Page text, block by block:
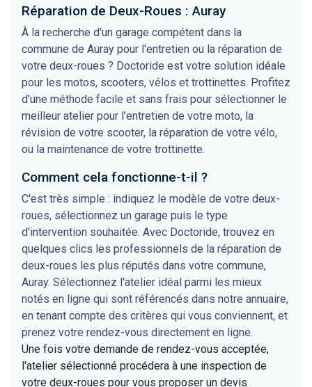
Réparation de Deux-Roues : Auray
À la recherche d'un garage compétent dans la
commune de Auray pour l'entretien ou la réparation de
votre deux-roues ? Doctoride est votre solution idéale
pour les motos, scooters, vélos et trottinettes. Profitez
d'une méthode facile et sans frais pour sélectionner le
meilleur atelier pour l’entretien de votre moto, la
révision de votre scooter, la réparation de votre vélo,
ou la maintenance de votre trottinette.
Comment cela fonctionne-t-il ?
C'est très simple : indiquez le modèle de votre deux-
roues, sélectionnez un garage puis le type
d'intervention souhaitée. Avec Doctoride, trouvez en
quelques clics les professionnels de la réparation de
deux-roues les plus réputés dans votre commune,
Auray. Sélectionnez l'atelier idéal parmi les mieux
notés en ligne qui sont référencés dans notre annuaire,
en tenant compte des critères qui vous conviennent, et
prenez votre rendez-vous directement en ligne.
Une fois votre demande de rendez-vous acceptée,
l'atelier sélectionné procédera à une inspection de
votre deux-roues pour vous proposer un devis